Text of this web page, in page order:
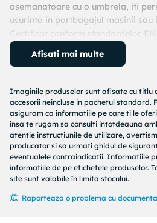
asemanatoare cu o umbrela, iti
usurinta in portbagajul masinii sau
Certificat conform standardelor EN
carucior este proiectat cu grija si
din Franta. Constructia solida
pentru copiii cu varsta peste 6 luni
caruciorul EAZY MINNIE ofera o
plimbarile zilnice. sezutul
al micutului tau. În vacantasi in
cel mai usor carucior umbrela!
extrem de simplu de pliat. Aveti
EAZY MINNIE transportul
acelasi timp nu mai este o
este o prioritate Cu functii
Afisati mai multe
Imaginile produselor sunt afisate cu titlu
accesorii neincluse in pachetul standard.
asiguram ca informatiile pe care ti le
insa te rugam sa consulti intotdeauna
atentie instructiunile de utilizare,
producator si sa urmati ghidul de
eventualele contraindicatii. Informatiile
informatiile de pe etichetele produselor.
site sunt valabile în limita stocului.
Raporteaza o problema cu